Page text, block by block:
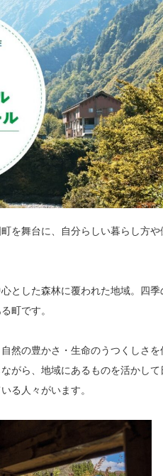
を舞台に、自分らしい暮らし方や
とした森林に覆われた地域。四季
町です。
然の豊かさ・生命のうつくしさを
がら、地域にあるものを活かして
る人々がいます。